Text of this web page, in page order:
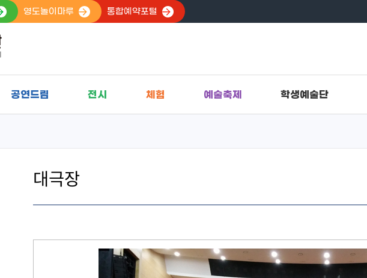
영도놀이마루 통합예약포털
공연드림 전시 체험 예술축제 학생예술단
대극장